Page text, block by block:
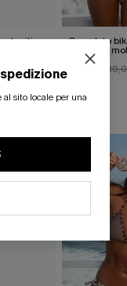
Completo
animalier
accattivante
al sito locale per una